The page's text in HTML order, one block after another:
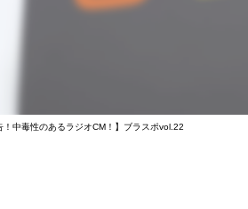
！中毒性のあるラジオCM！】ブラスポvol.22